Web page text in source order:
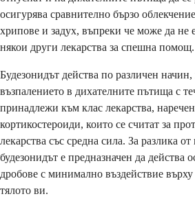
осигурява сравнително бързо
хрипове и задух, въпреки че може да не
някои други лекарства за спешна помощ.
Будезонидът действа по различен начин,
възпалението в дихателните пътища с
принадлежи към клас лекарства,
кортикостероиди, които се считат за
лекарства със средна сила. За разлика
будезонидът е предназначен да действа
дробове с минимално въздействие върху
тялото ви.